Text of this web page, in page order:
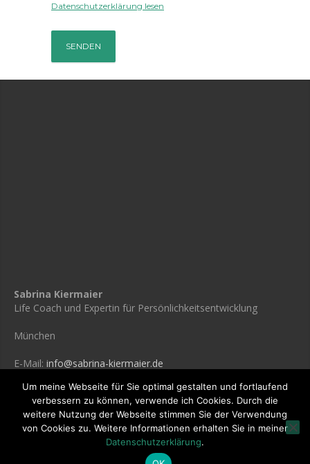
Datenschutzerklärung lesen
Sabrina Kiermaier
Life Coach und Expertin für Persönlichkeitsentwicklung
München
E-Mail: info@sabrina-kiermaier.de
© 2021 Sabrina Kiermaier /Datenschutzerklärung
Um meine Webseite für Sie optimal gestalten und fortlaufend
verbessern zu können, verwende ich Cookies. Durch die
weitere Nutzung der Webseite stimmen Sie der Verwendung
von Cookies zu. Weitere Informationen erhalten Sie in meiner
Datenschutzerklärung.